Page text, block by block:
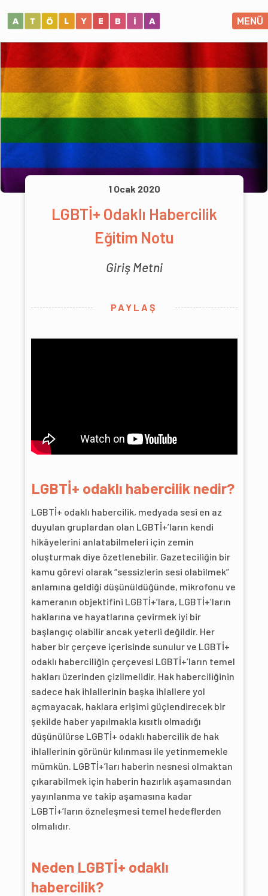
MENÜ
1 Ocak 2020
LGBTİ+ Odaklı Habercilik
Eğitim Notu
Giriş Metni
PAYLAŞ
LGBTİ+ odaklı habercilik nedir?
LGBTİ+ odaklı habercilik, medyada sesi en az
duyulan gruplardan olan LGBTİ+’ların kendi
hikâyelerini anlatabilmeleri için zemin
oluşturmak diye özetlenebilir. Gazeteciliğin bir
kamu görevi olarak “sessizlerin sesi olabilmek”
anlamına geldiği düşünüldüğünde, mikrofonu ve
kameranın objektifini LGBTİ+’lara, LGBTİ+’ların
haklarına ve hayatlarına çevirmek iyi bir
başlangıç olabilir ancak yeterli değildir. Her
haber bir çerçeve içerisinde sunulur ve LGBTİ+
odaklı haberciliğin çerçevesi LGBTİ+’ların temel
hakları üzerinden çizilmelidir. Hak haberciliğinin
sadece hak ihlallerinin başka ihlallere yol
açmayacak, haklara erişimi güçlendirecek bir
şekilde haber yapılmakla kısıtlı olmadığı
düşünülürse LGBTİ+ odaklı habercilik de hak
ihlallerinin görünür kılınması ile yetinmemekle
mümkün. LGBTİ+’ları haberin nesnesi olmaktan
çıkarabilmek için haberin hazırlık aşamasından
yayınlanma ve takip aşamasına kadar
LGBTİ+’ların özneleşmesi temel hedeflerden
olmalıdır.
Neden LGBTİ+ odaklı
habercilik?